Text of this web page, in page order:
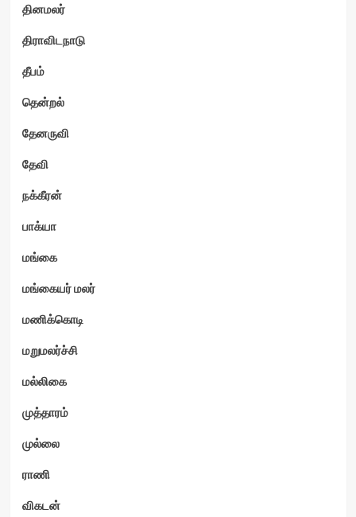
தினமலர்
திராவிடநாடு
தீபம்
தென்றல்
தேனருவி
தேவி
நக்கீரன்
பாக்யா
மங்கை
மங்கையர் மலர்
மணிக்கொடி
மறுமலர்ச்சி
மல்லிகை
முத்தாரம்
முல்லை
ராணி
விகடன்